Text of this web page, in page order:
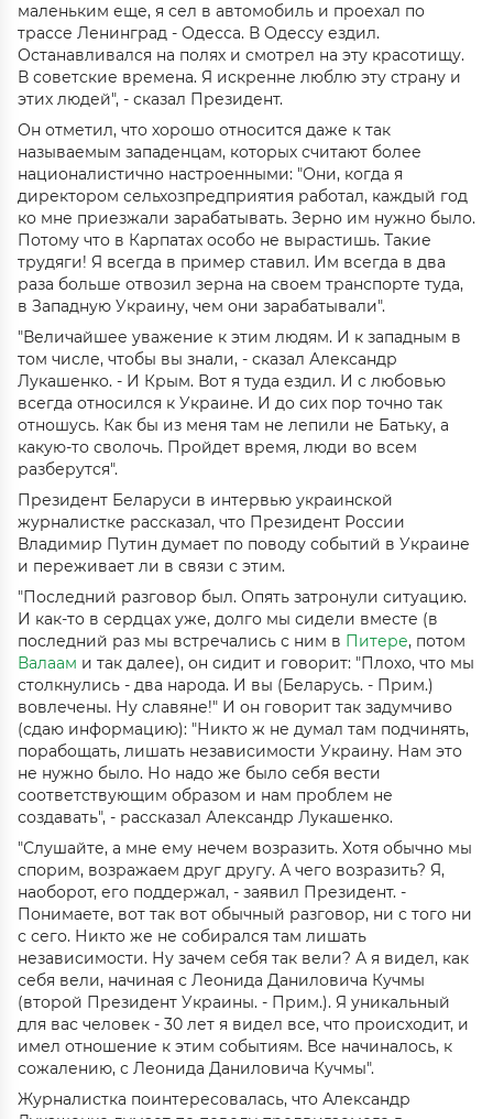
маленьким еще, я сел в автомобиль и проехал по
трассе Ленинград - Одесса. В Одессу ездил.
Останавливался на полях и смотрел на эту красотищу.
В советские времена. Я искренне люблю эту страну и
этих людей", - сказал Президент.
Он отметил, что хорошо относится даже к так
называемым западенцам, которых считают более
националистично настроенными: "Они, когда я
директором сельхозпредприятия работал, каждый год
ко мне приезжали зарабатывать. Зерно им нужно было.
Потому что в Карпатах особо не вырастишь. Такие
трудяги! Я всегда в пример ставил. Им всегда в два
раза больше отвозил зерна на своем транспорте туда,
в Западную Украину, чем они зарабатывали".
"Величайшее уважение к этим людям. И к западным в
том числе, чтобы вы знали, - сказал Александр
Лукашенко. - И Крым. Вот я туда ездил. И с любовью
всегда относился к Украине. И до сих пор точно так
отношусь. Как бы из меня там не лепили не Батьку, а
какую-то сволочь. Пройдет время, люди во всем
разберутся".
Президент Беларуси в интервью украинской
журналистке рассказал, что Президент России
Владимир Путин думает по поводу событий в Украине
и переживает ли в связи с этим.
"Последний разговор был. Опять затронули ситуацию.
И как-то в сердцах уже, долго мы сидели вместе (в
последний раз мы встречались с ним в Питере, потом
Валаам и так далее), он сидит и говорит: "Плохо, что мы
столкнулись - два народа. И вы (Беларусь. - Прим.)
вовлечены. Ну славяне!" И он говорит так задумчиво
(сдаю информацию): "Никто ж не думал там подчинять,
порабощать, лишать независимости Украину. Нам это
не нужно было. Но надо же было себя вести
соответствующим образом и нам проблем не
создавать", - рассказал Александр Лукашенко.
"Слушайте, а мне ему нечем возразить. Хотя обычно мы
спорим, возражаем друг другу. А чего возразить? Я,
наоборот, его поддержал, - заявил Президент. -
Понимаете, вот так вот обычный разговор, ни с того ни
с сего. Никто же не собирался там лишать
независимости. Ну зачем себя так вели? А я видел, как
себя вели, начиная с Леонида Даниловича Кучмы
(второй Президент Украины. - Прим.). Я уникальный
для вас человек - 30 лет я видел все, что происходит, и
имел отношение к этим событиям. Все начиналось, к
сожалению, с Леонида Даниловича Кучмы".
Журналистка поинтересовалась, что Александр